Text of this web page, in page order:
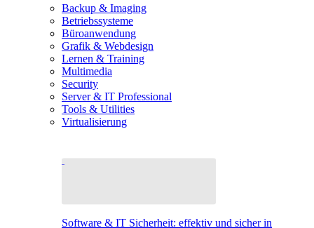
Backup & Imaging
Betriebssysteme
Büroanwendung
Grafik & Webdesign
Lernen & Training
Multimedia
Security
Server & IT Professional
Tools & Utilities
Virtualisierung
Software & IT Sicherheit: effektiv und sicher in